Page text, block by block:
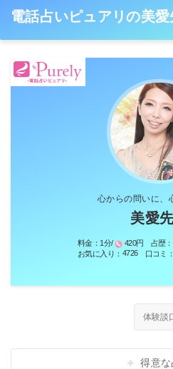
電話占いピュアリの美
心からの問いに、
美愛
料金： 1分/ 420円 占歴：
お気に入り： 4726 口コミ
体験談
得意